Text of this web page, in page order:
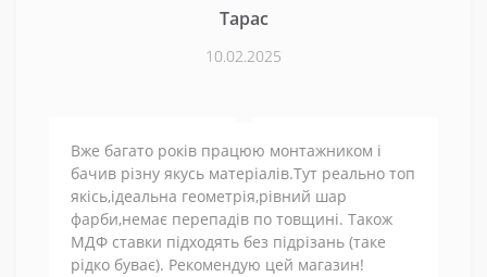
Тарас
10.02.2025
Вже багато років працюю монтажником і
бачив різну якусь матеріалів.Тут реально топ
якісь,ідеальна геометрія,рівний шар
фарби,немає перепадів по товщині. Також
МДФ ставки підходять без підрізань (таке
рідко буває). Рекомендую цей магазин!